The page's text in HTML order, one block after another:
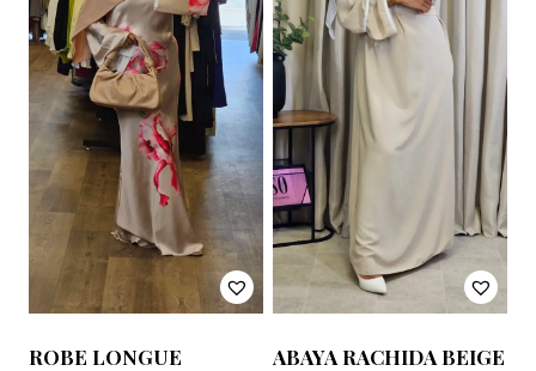
ROBE LONGUE
ABAYA RACHIDA BEIGE